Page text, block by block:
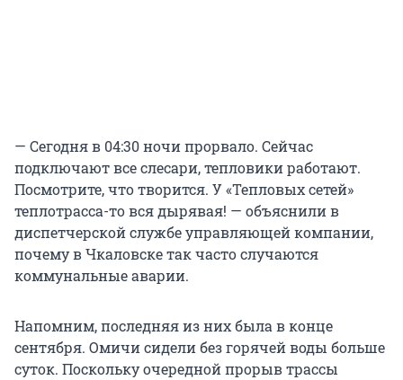
— Сегодня в 04:30 ночи прорвало. Сейчас
подключают все слесари, тепловики работают.
Посмотрите, что творится. У «Тепловых сетей»
теплотрасса-то вся дырявая! — объяснили в
диспетчерской службе управляющей компании,
почему в Чкаловске так часто случаются
коммунальные аварии.
Напомним, последняя из них была в конце
сентября. Омичи сидели без горячей воды больше
суток. Поскольку очередной прорыв трассы